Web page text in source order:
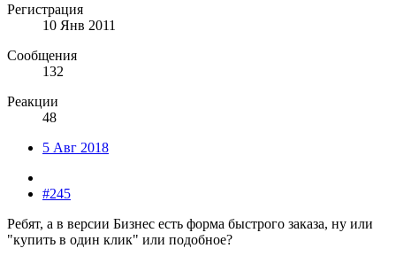
Регистрация
10 Янв 2011
Сообщения
132
Реакции
48
5 Авг 2018
#245
Ребят, а в версии Бизнес есть форма быстрого заказа, ну или
"купить в один клик" или подобное?